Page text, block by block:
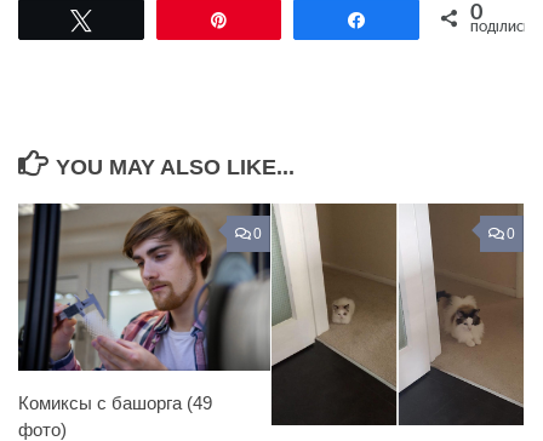
Поділитися0
ПОДІЛИСЬ
YOU MAY ALSO LIKE...
0
Комиксы с башорга (49
фото)
0